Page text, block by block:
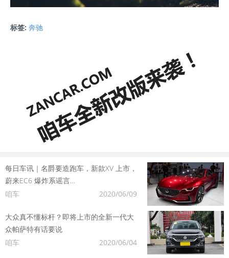
标签: 奔驰
每日车讯｜名爵要造跑车，新款XV 上市，
蔚来EC6 爆炸系谣言…
咱车
2020/06/09
大众真不懂标杆？即将上市的全新一代大
众帕萨特有话要说
咱车
2020/06/04